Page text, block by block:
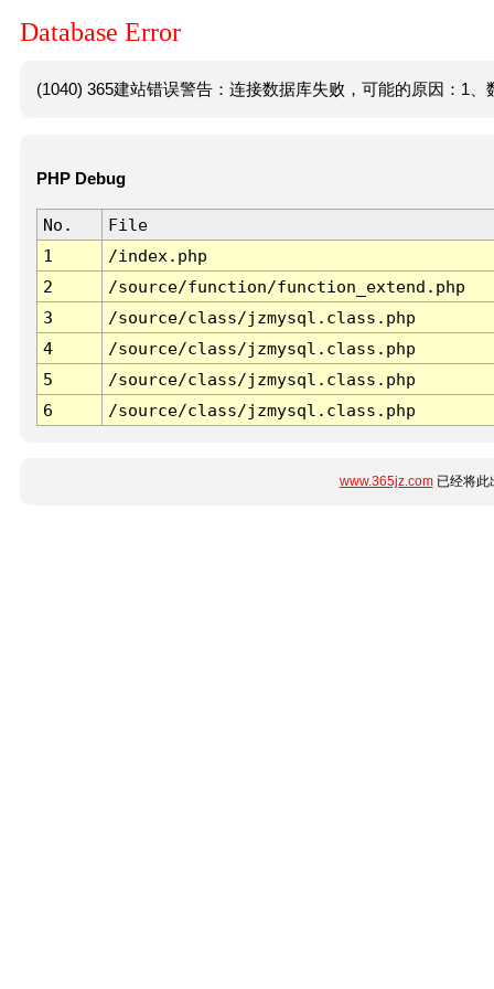
Database Error
(1040) 365建站错误警告：连接数据库失败，可能的原因：1
PHP Debug
No.
File
1
/index.php
2
/source/function/function_extend.php
3
/source/class/jzmysql.class.php
4
/source/class/jzmysql.class.php
5
/source/class/jzmysql.class.php
6
/source/class/jzmysql.class.php
www.365jz.com已经将此